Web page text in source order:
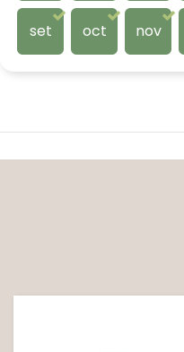
set oct nov